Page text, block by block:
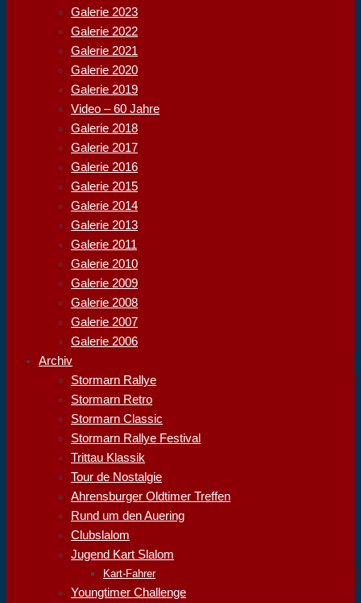
Galerie 2023
Galerie 2022
Galerie 2021
Galerie 2020
Galerie 2019
Video – 60 Jahre
Galerie 2018
Galerie 2017
Galerie 2016
Galerie 2015
Galerie 2014
Galerie 2013
Galerie 2011
Galerie 2010
Galerie 2009
Galerie 2008
Galerie 2007
Galerie 2006
Archiv
Stormarn Rallye
Stormarn Retro
Stormarn Classic
Stormarn Rallye Festival
Trittau Klassik
Tour de Nostalgie
Ahrensburger Oldtimer Treffen
Rund um den Auering
Clubslalom
Jugend Kart Slalom
Kart-Fahrer
Youngtimer Challenge